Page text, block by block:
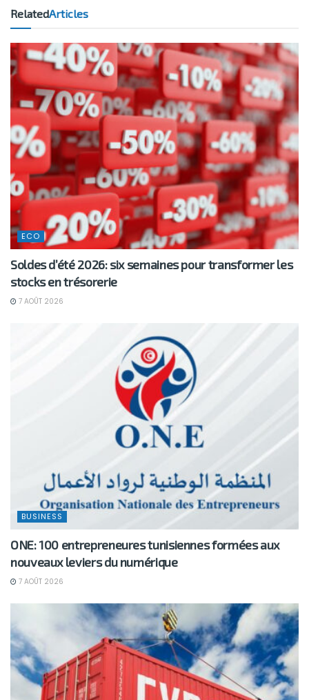
RelatedArticles
ECO
Soldes d’été 2026: six semaines pour transformer les
stocks en trésorerie
7 AOÛT 2026
BUSINESS
ONE: 100 entrepreneures tunisiennes formées aux
nouveaux leviers du numérique
7 AOÛT 2026